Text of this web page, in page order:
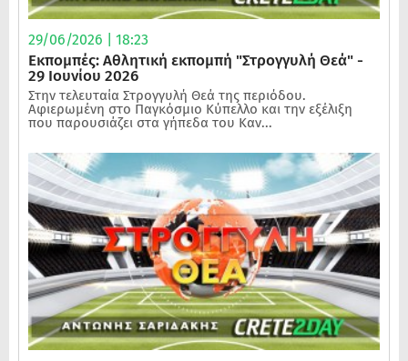
29/06/2026 | 18:23
Εκπομπές: Αθλητική εκπομπή "Στρογγυλή Θεά" -
29 Ιουνίου 2026
Στην τελευταία Στρογγυλή Θεά της περιόδου.
Αφιερωμένη στο Παγκόσμιο Κύπελλο και την εξέλιξη
που παρουσιάζει στα γήπεδα του Καν...